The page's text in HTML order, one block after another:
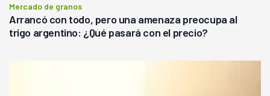
Mercado de granos
Arrancó con todo, pero una amenaza preocupa al
trigo argentino: ¿Qué pasará con el precio?